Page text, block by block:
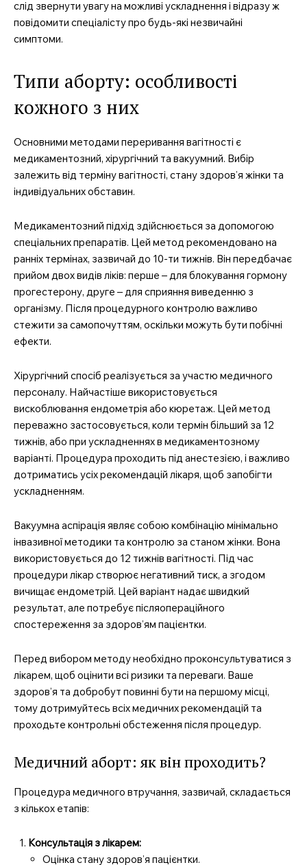
слід звернути увагу на можливі ускладнення і відразу ж
повідомити спеціалісту про будь-які незвичайні
симптоми.
Типи аборту: особливості
кожного з них
Основними методами переривання вагітності є
медикаментозний, хірургічний та вакуумний. Вибір
залежить від терміну вагітності, стану здоров’я жінки та
індивідуальних обставин.
Медикаментозний підхід здійснюється за допомогою
спеціальних препаратів. Цей метод рекомендовано на
ранніх термінах, зазвичай до 10-ти тижнів. Він передбачає
прийом двох видів ліків: перше – для блокування гормону
прогестерону, друге – для сприяння виведенню з
організму. Після процедурного контролю важливо
стежити за самопочуттям, оскільки можуть бути побічні
ефекти.
Хірургічний спосіб реалізується за участю медичного
персоналу. Найчастіше використовується
вискоблювання ендометрія або кюретаж. Цей метод
переважно застосовується, коли термін більший за 12
тижнів, або при ускладненнях в медикаментозному
варіанті. Процедура проходить під анестезією, і важливо
дотриматись усіх рекомендацій лікаря, щоб запобігти
ускладненням.
Вакуумна аспірація являє собою комбінацію мінімально
інвазивної методики та контролю за станом жінки. Вона
використовується до 12 тижнів вагітності. Під час
процедури лікар створює негативний тиск, а згодом
вичищає ендометрій. Цей варіант надає швидкий
результат, але потребує післяопераційного
спостереження за здоров’ям пацієнтки.
Перед вибором методу необхідно проконсультуватися з
лікарем, щоб оцінити всі ризики та переваги. Ваше
здоров’я та добробут повинні бути на першому місці,
тому дотримуйтесь всіх медичних рекомендацій та
проходьте контрольні обстеження після процедур.
Медичний аборт: як він проходить?
Процедура медичного втручання, зазвичай, складається
з кількох етапів:
Консультація з лікарем:
Оцінка стану здоров’я пацієнтки.